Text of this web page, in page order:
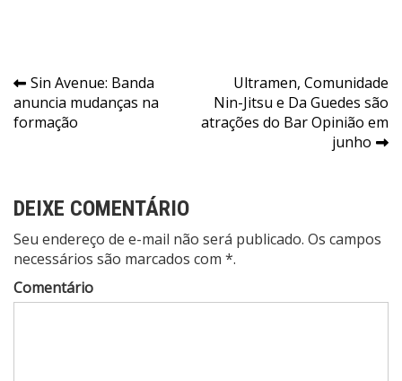
Navegação
de
Sin Avenue: Banda
anuncia mudanças na
formação
Ultramen, Comunidade
Nin-Jitsu e Da Guedes são
atrações do Bar Opinião em
junho
DEIXE COMENTÁRIO
Seu endereço de e-mail não será publicado. Os campos
necessários são marcados com *.
Comentário